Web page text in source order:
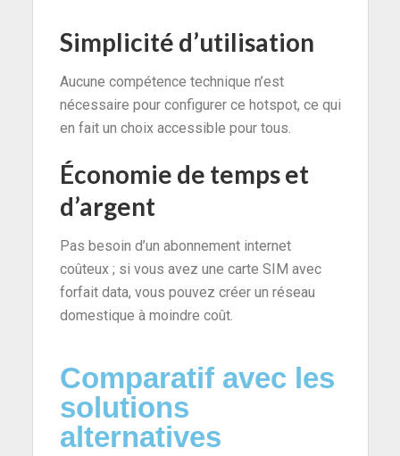
Simplicité d’utilisation
Aucune compétence technique n’est
nécessaire pour configurer ce hotspot, ce qui
en fait un choix accessible pour tous.
Économie de temps et
d’argent
Pas besoin d’un abonnement internet
coûteux ; si vous avez une carte SIM avec
forfait data, vous pouvez créer un réseau
domestique à moindre coût.
Comparatif avec les
solutions
alternatives